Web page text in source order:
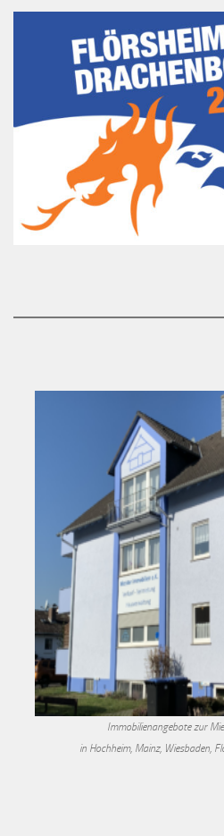
Immobilienangebote zur
in Hochheim, Mainz, Wiesbaden,